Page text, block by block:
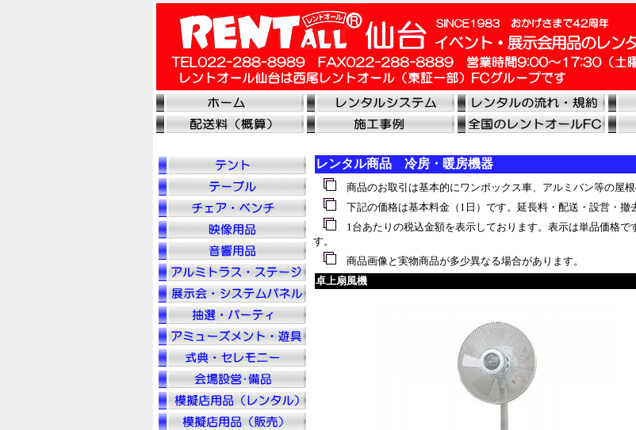
レンタル商品 冷房・暖房機器
商品のお取引は基本的にワンボックス車、アルミバン等の屋
下記の価格は基本料金（1日）です。延長料・配送・設営・撤
1台あたりの税込金額を表示しております。表示は単品価格で
す。
商品画像と実物商品が多少異なる場合があります。
卓上扇風機